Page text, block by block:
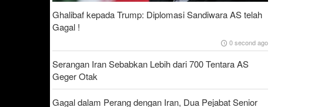
Ghalibaf kepada Trump: Diplomasi Sandiwara AS telah
Gagal !
0 second ago
Serangan Iran Sebabkan Lebih dari 700 Tentara AS
Geger Otak
Gagal dalam Perang dengan Iran, Dua Pejabat Senior